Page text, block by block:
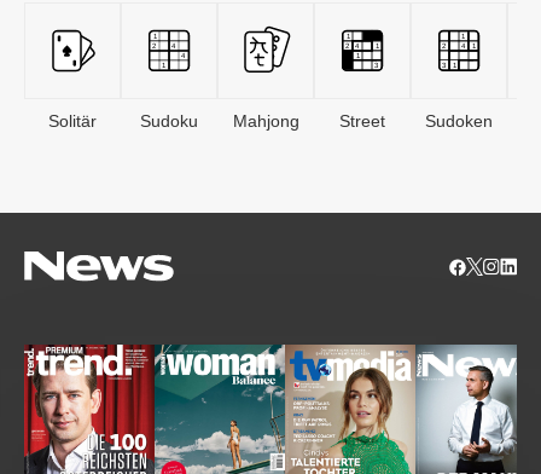
Solitär Sudoku Mahjong Street Sudoken